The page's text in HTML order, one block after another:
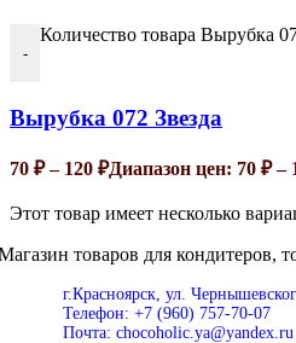
-
Количество товара Вырубка
Вырубка 072 Звезда
70 ₽ – 120 ₽Диапазон цен: 70 ₽ –
Этот товар имеет несколько
товаров для кондитеров,
г.Красноярск, ул.
Телефон: +7 (960) 757-70-07
Почта: chocoholic.ya@yandex.ru